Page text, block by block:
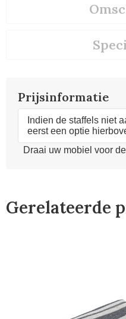
Prijsinformatie
Indien de staffels niet
eerst een optie
Draai uw mobiel voor
Gerelateerde